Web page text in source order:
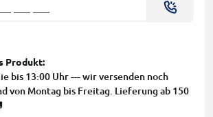
Produkt:
bis 13:00 Uhr — wir versenden noch
von Montag bis Freitag. Lieferung ab 150